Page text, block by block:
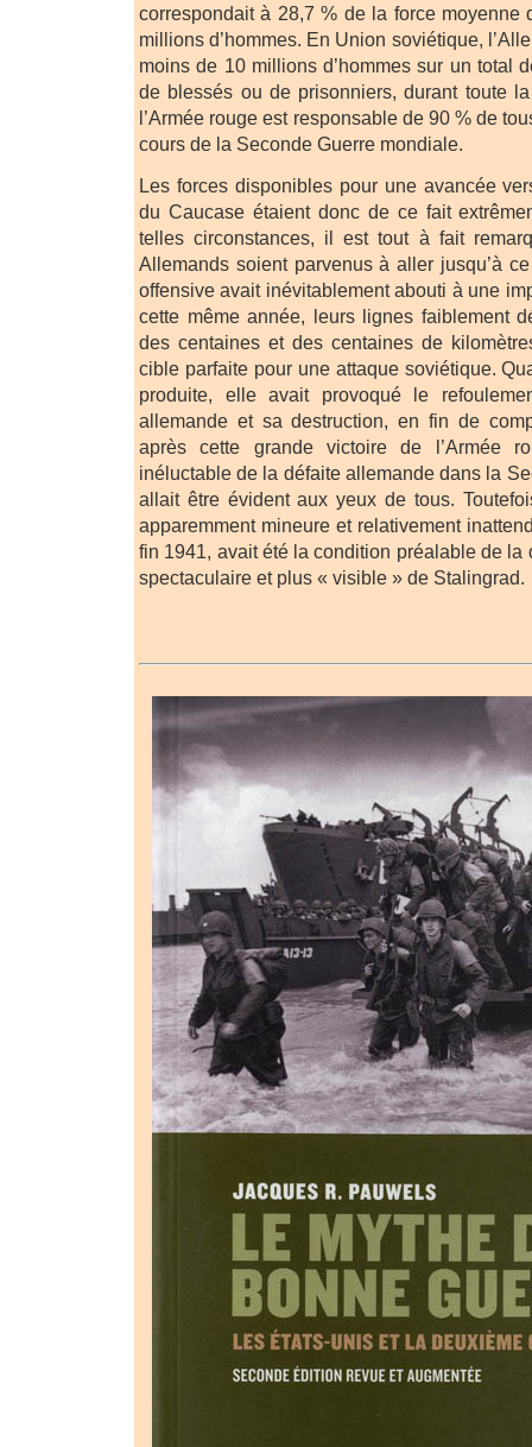
correspondait à 28,7 % de la force moyenne
millions d’hommes. En Union soviétique,
moins de 10 millions d’hommes sur un total
de blessés ou de prisonniers, durant toute
l’Armée rouge est responsable de 90 % de
cours de la Seconde Guerre mondiale.
Les forces disponibles pour une avancée
du Caucase étaient donc de ce fait
telles circonstances, il est tout à fait
Allemands soient parvenus à aller jusqu’à
offensive avait inévitablement abouti à une
cette même année, leurs lignes faiblement
des centaines et des centaines de
cible parfaite pour une attaque soviétique.
produite, elle avait provoqué le
allemande et sa destruction, en fin de
après cette grande victoire de l’Armée
inéluctable de la défaite allemande dans la
allait être évident aux yeux de tous.
apparemment mineure et relativement
fin 1941, avait été la condition préalable de la
spectaculaire et plus « visible » de Stalingrad.